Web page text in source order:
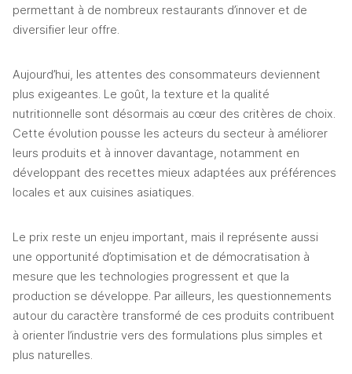
permettant à de nombreux restaurants d’innover et de
diversifier leur offre.
Aujourd’hui, les attentes des consommateurs deviennent
plus exigeantes. Le goût, la texture et la qualité
nutritionnelle sont désormais au cœur des critères de choix.
Cette évolution pousse les acteurs du secteur à améliorer
leurs produits et à innover davantage, notamment en
développant des recettes mieux adaptées aux préférences
locales et aux cuisines asiatiques.
Le prix reste un enjeu important, mais il représente aussi
une opportunité d’optimisation et de démocratisation à
mesure que les technologies progressent et que la
production se développe. Par ailleurs, les questionnements
autour du caractère transformé de ces produits contribuent
à orienter l’industrie vers des formulations plus simples et
plus naturelles.